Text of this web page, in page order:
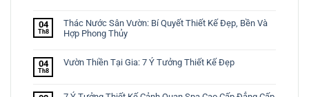
04
Th8
Thác Nước Sân Vườn: Bí Quyết Thiết Kế Đẹp, Bền Và
Hợp Phong Thủy
04
Th8
Vườn Thiền Tại Gia: 7 Ý Tưởng Thiết Kế Đẹp